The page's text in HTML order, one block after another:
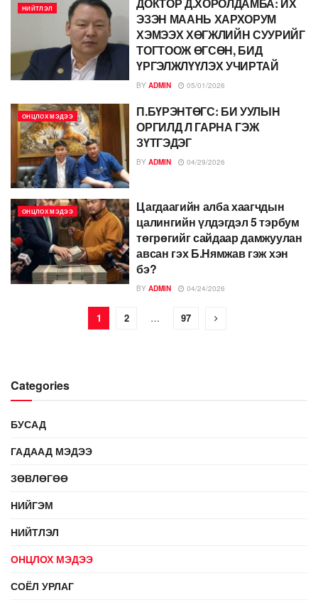
НИЙТЛЭЛ
ЭЗЭН МААНЬ ХАРХОРУМ
ХЭМЭЭХ ХӨГЖЛИЙН СУУРИЙГ
ТОГТООЖ ӨГСӨН, БИД
ҮРГЭЛЖЛҮҮЛЭХ УЧИРТАЙ
BY ADMIN 05/01/2026
ОНЦЛОХ МЭДЭЭ
П.БҮРЭНТӨГС: БИ УУЛЫН
ОРГИЛД Л ГАРНА ГЭЖ
ЗҮТГЭДЭГ
BY ADMIN 04/29/2026
ОНЦЛОХ МЭДЭЭ
Цагдаагийн алба хаагчдын
цалингийн үлдэгдэл 5 тэрбум
төгрөгийг сайдаар дамжуулан
авсан гэх Б.Нямжав гэж хэн
бэ?
BY ADMIN 04/24/2026
1 2 … 97
Categories
БУСАД
ГАДААД МЭДЭЭ
ЗӨВЛӨГӨӨ
НИЙГЭМ
НИЙТЛЭЛ
ОНЦЛОХ МЭДЭЭ
СОЁЛ УРЛАГ